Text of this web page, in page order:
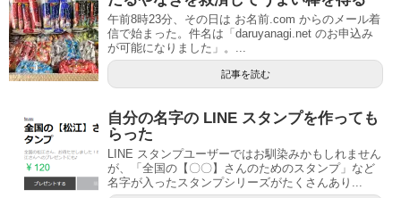
午前8時23分、その日は お名前.com からのメール着
信で始まった。件名は「daruyanagi.net のお申込み
が可能になりました」。...
記事を読む
自分の名字の LINE スタンプを作っても
らった
LINE スタンプユーザーではお馴染みかもしれません
が、「全国の【〇〇】さんのためのスタンプ」など
名字が入ったスタンプシリーズがたくさんあり...